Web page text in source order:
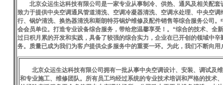
北京众运生达科技有限公司是一家专业从事制冷、供热、通风及相关配套
致力于提供中央空调通风管道清洗、 空调冷凝器清洗、空调水处理、中央空调
行、锅炉清洗、换热器清洗和斯朗特芬锅炉维修及配件销售等综合服务公司
会会员单位。 打造专业设备综合服务，带给您温馨享受！ 。“综合的技术、全
过日积月累的开发和实践，具备了较强的综合实力，企业在已开创的领域中
务。质量已成为我们为客户提供众多服务中的重要一环。为此，我们不断向
北京众运生达科技有限公司拥有一批从事中央空调设计、安装、调试及
和专业施工、维修团队。所有员工均经过系统的专业技术培训和严格的技术